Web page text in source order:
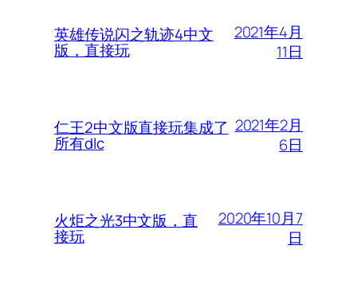
英雄传说闪之轨迹4中文
版，直接玩
2021年4月
11日
仁王2中文版直接玩集成了
所有dlc
2021年2月
6日
火炬之光3中文版，直
接玩
2020年10月7
日